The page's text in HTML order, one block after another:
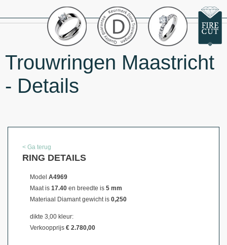
Trouwringen Maastricht
- Details
< Ga terug
RING DETAILS
Model A4969
Maat is 17.40 en breedte is 5 mm
Materiaal Diamant gewicht is 0,250
dikte 3,00 kleur:
Verkoopprijs € 2.780,00